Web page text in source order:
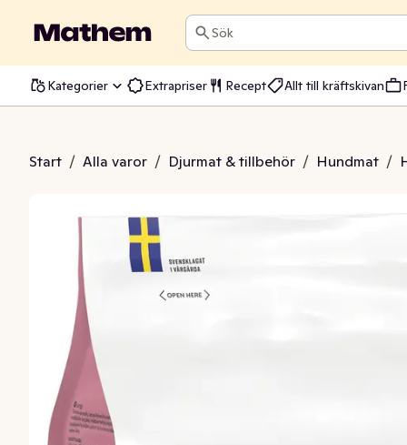
Sök
Kategorier Extrapriser Recept Allt till kräftskivan
Start / Alla varor / Djurmat & tillbehör / Hundmat /
Valp